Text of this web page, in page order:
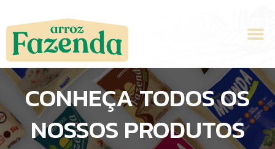
conteúdo
CONHEÇA TODOS OS
NOSSOS PRODUTOS